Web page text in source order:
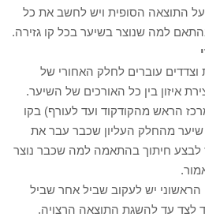
התוצאה הסופית ויש לחשב את כל
למה שנוצר בשיער בכל קו גזירה.
עוברים לחלק האחורי של
איזון בין כל האורכים של השיער.
הראש מהקודקוד ועד לעורף) בקו
שיער מהחלק העליון שכבר עבר את
לבצע חיתוך בהתאמה למה שכבר נוצר
יש לעקוב שביל אחר שביל
לצד עד להשגת התוצאה הרצויה.